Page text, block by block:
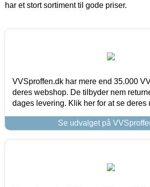
har et stort sortiment til gode priser.
VVSproffen.dk har mere end 35.000
deres webshop. De tilbyder nem
dages levering. Klik her for at se deres
Se udvalget på